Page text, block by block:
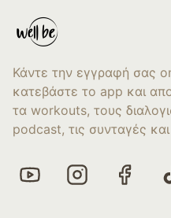
Κάντε την εγγραφή σας
κατεβάστε το app και
τα workouts, τους
podcast, τις συνταγές